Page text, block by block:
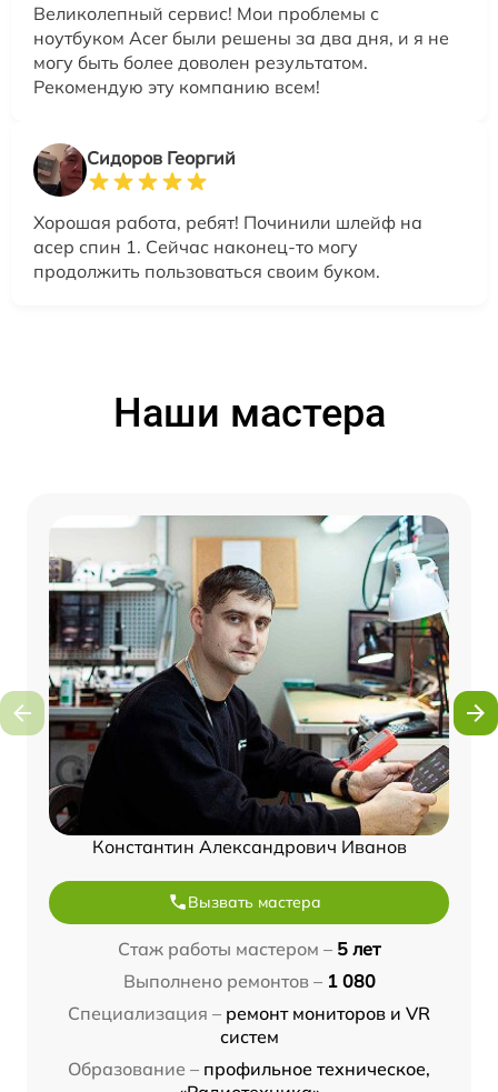
Великолепный сервис! Мои проблемы с
ноутбуком Acer были решены за два дня, и я не
могу быть более доволен результатом.
Рекомендую эту компанию всем!
Сидоров Георгий
Хорошая работа, ребят! Починили шлейф на
асер спин 1. Сейчас наконец-то могу
продолжить пользоваться своим буком.
Наши мастера
Константин Александрович Иванов
Вызвать мастера
Стаж работы мастером – 5 лет
Выполнено ремонтов – 1 080
Специализация – ремонт мониторов и VR
систем
Образование – профильное техническое,